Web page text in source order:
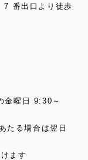
7 番出口より徒歩
金曜日 9:30～
たる場合は翌日
ます